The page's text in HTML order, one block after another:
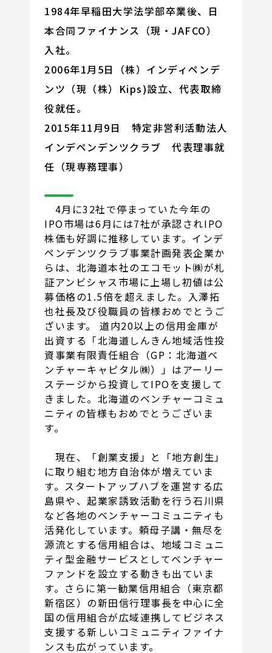
1984年早稲田大学法学部卒業後、日
本合同ファイナンス（現・JAFCO）
入社。
2006年1月5日（株）インディペンデ
ンツ（現（株）Kips)設立、代表取締
役就任。
2015年11月9日 特定非営利活動法人
インデペンデンツクラブ 代表理事就
任（現専務理事）
4月に32社で停まっていた今年の
IPO市場は6月には7社が承認されIPO
株価も好調に推移しています。インデ
ペンデンツクラブ事業計画発表企業か
らは、北海道本社のエコモット㈱が札
証アンビシャス市場に上場し初値は公
募価格の1.5倍を超えました。入澤拓
也社長及び役職員の皆様おめでとうご
ざいます。 道内20以上の信用金庫が
出資する「北海道しんきん地域活性投
資事業有限責任組合（GP：北海道ベ
ンチャーキャピタル㈱）」はアーリー
ステージから投資してIPOを支援して
きました。北海道のベンチャーコミュ
ニティの皆様もおめでとうございま
す。
現在、「創業支援」と「地方創生」
に取り組む地方自治体が増えていま
す。スタートアップハブを運営する広
島県や、起業家誘致活動を行う石川県
など各地のベンチャーコミュニティも
活発化しています。頼母子講・無尽を
源流とする信用組合は、地域コミュニ
ティ型金融サービスとしてベンチャー
ファンドを設立する動きも出ていま
す。さらに第一勧業信用組合（東京都
新宿区）の新田信行理事長を中心に全
国の信用組合が広域連携してビジネス
支援する新しいコミュニティファイナ
ンスも広がっています。